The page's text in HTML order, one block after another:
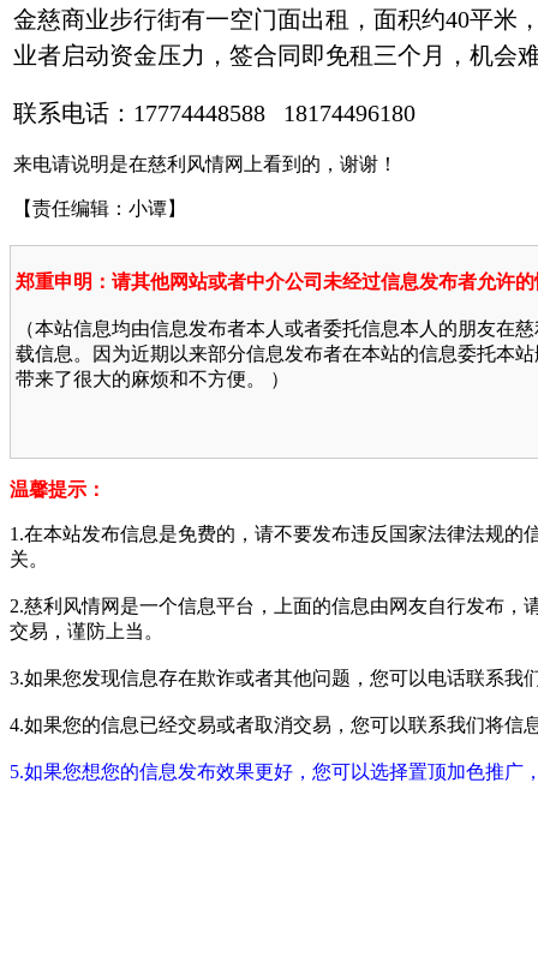
金慈商业步行街有一空门面出租，面积约40平米
业者启动资金压力，签合同即免租三个月，机会
联系电话：17774448588 18174496180
来电请说明是在慈利风情网上看到的，谢谢！
【责任编辑：小谭】
郑重申明：请其他网站或者中介公司未经过信息发布者允许
（本站信息均由信息发布者本人或者委托信息本人的朋友在
载信息。因为近期以来部分信息发布者在本站的信息委托本
带来了很大的麻烦和不方便。 ）
温馨提示：
1.在本站发布信息是免费的，请不要发布违反国家法律法规
关。
2.慈利风情网是一个信息平台，上面的信息由网友自行发布
交易，谨防上当。
3.如果您发现信息存在欺诈或者其他问题，您可以电话联系我
4.如果您的信息已经交易或者取消交易，您可以联系我们将信
5.如果您想您的信息发布效果更好，您可以选择置顶加色推广